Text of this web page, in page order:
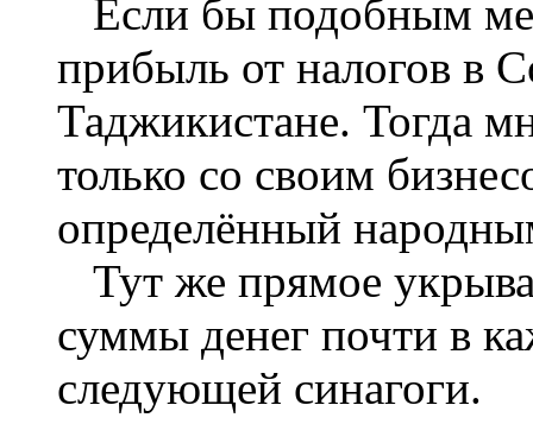
Если бы подобным
прибыль от налогов в
Таджикистане. Тогда
только со своим
определённый
Тут же прямое
суммы денег почти в
следующей синагоги.